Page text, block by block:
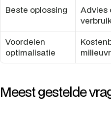
Beste oplossing
Advies
Voordelen
optimalisatie
Meest gestelde